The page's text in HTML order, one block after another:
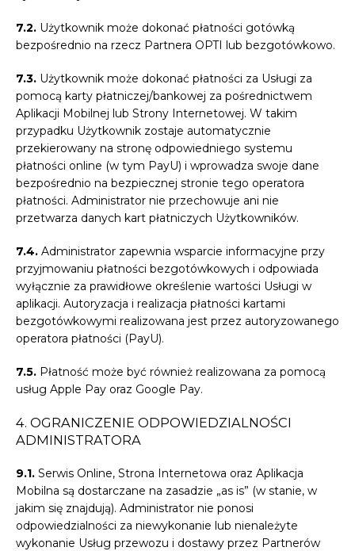
7.2. Użytkownik może dokonać płatności gotówką
bezpośrednio na rzecz Partnera OPTI lub bezgotówkowo.
7.3. Użytkownik może dokonać płatności za Usługi za
pomocą karty płatniczej/bankowej za pośrednictwem
Aplikacji Mobilnej lub Strony Internetowej. W takim
przypadku Użytkownik zostaje automatycznie
przekierowany na stronę odpowiedniego systemu
płatności online (w tym PayU) i wprowadza swoje dane
bezpośrednio na bezpiecznej stronie tego operatora
płatności. Administrator nie przechowuje ani nie
przetwarza danych kart płatniczych Użytkowników.
7.4. Administrator zapewnia wsparcie informacyjne przy
przyjmowaniu płatności bezgotówkowych i odpowiada
wyłącznie za prawidłowe określenie wartości Usługi w
aplikacji. Autoryzacja i realizacja płatności kartami
bezgotówkowymi realizowana jest przez autoryzowanego
operatora płatności (PayU).
7.5. Płatność może być również realizowana za pomocą
usług Apple Pay oraz Google Pay.
4. OGRANICZENIE ODPOWIEDZIALNOŚCI
ADMINISTRATORA
9.1. Serwis Online, Strona Internetowa oraz Aplikacja
Mobilna są dostarczane na zasadzie „as is” (w stanie, w
jakim się znajdują). Administrator nie ponosi
odpowiedzialności za niewykonanie lub nienależyte
wykonanie Usług przewozu i dostawy przez Partnerów